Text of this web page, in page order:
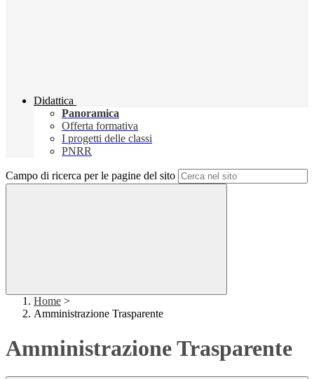
Didattica
Panoramica
Offerta formativa
I progetti delle classi
PNRR
Campo di ricerca per le pagine del sito
Home >
Amministrazione Trasparente
Amministrazione Trasparente